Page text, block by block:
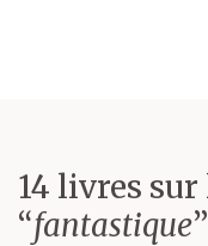
14 livres
“fantastique